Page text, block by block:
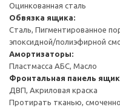
Оцинкованная сталь
Обвязка ящика:
Сталь, Пигментированное
эпоксидной/полиэфирной
Амортизаторы:
Пластмасса АБС, Масло
Фронтальная панель
ДВП, Акриловая краска
Протирать тканью,